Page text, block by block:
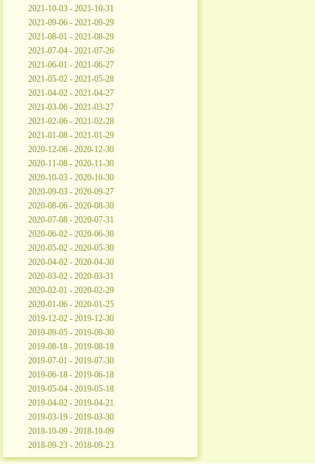
2021-10-03 - 2021-10-31
2021-09-06 - 2021-09-29
2021-08-01 - 2021-08-29
2021-07-04 - 2021-07-26
2021-06-01 - 2021-06-27
2021-05-02 - 2021-05-28
2021-04-02 - 2021-04-27
2021-03-06 - 2021-03-27
2021-02-06 - 2021-02-28
2021-01-08 - 2021-01-29
2020-12-06 - 2020-12-30
2020-11-08 - 2020-11-30
2020-10-03 - 2020-10-30
2020-09-03 - 2020-09-27
2020-08-06 - 2020-08-30
2020-07-08 - 2020-07-31
2020-06-02 - 2020-06-30
2020-05-02 - 2020-05-30
2020-04-02 - 2020-04-30
2020-03-02 - 2020-03-31
2020-02-01 - 2020-02-29
2020-01-06 - 2020-01-25
2019-12-02 - 2019-12-30
2019-09-05 - 2019-09-30
2019-08-18 - 2019-08-18
2019-07-01 - 2019-07-30
2019-06-18 - 2019-06-18
2019-05-04 - 2019-05-18
2019-04-02 - 2019-04-21
2019-03-19 - 2019-03-30
2018-10-09 - 2018-10-09
2018-09-23 - 2018-09-23